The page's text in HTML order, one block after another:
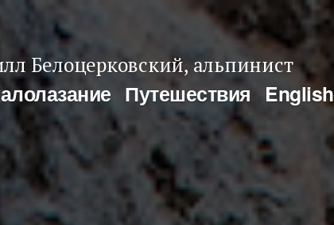
Белоцерковский, альпинист
Путешествия English